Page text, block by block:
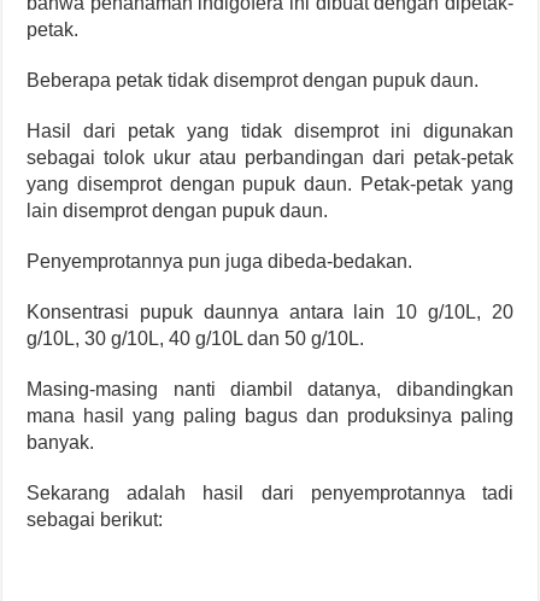
petak.
Beberapa petak tidak disemprot dengan pupuk daun.
Hasil dari petak yang tidak disemprot ini digunakan
sebagai tolok ukur atau perbandingan dari petak-petak
yang disemprot dengan pupuk daun. Petak-petak yang
lain disemprot dengan pupuk daun.
Penyemprotannya pun juga dibeda-bedakan.
Konsentrasi pupuk daunnya antara lain 10 g/10L, 20
g/10L, 30 g/10L, 40 g/10L dan 50 g/10L.
Masing-masing nanti diambil datanya, dibandingkan
mana hasil yang paling bagus dan produksinya paling
banyak.
Sekarang adalah hasil dari penyemprotannya tadi
sebagai berikut: